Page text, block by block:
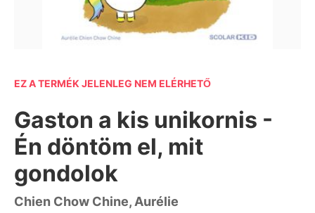
EZ A TERMÉK JELENLEG NEM ELÉRHETŐ
Gaston a kis unikornis -
Én döntöm el, mit
gondolok
Chien Chow Chine, Aurélie